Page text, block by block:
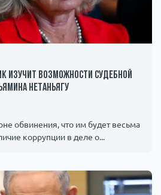
изучит возможности судебной
Нетаньягу
обвинения, что им будет весьма
коррупции в деле о...